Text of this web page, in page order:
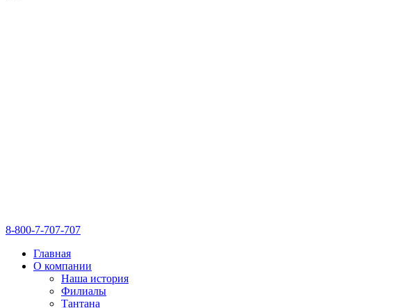
8-800-7-707-707
Главная
О компании
Наша история
Филиалы
Тантана